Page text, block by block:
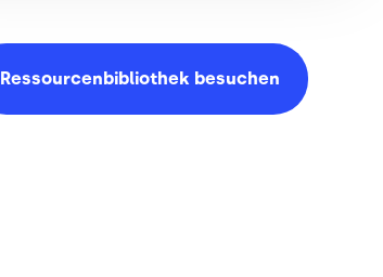
Ressourcenbibliothek besuchen